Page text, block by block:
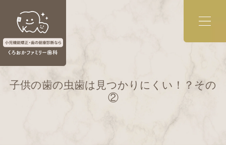
子供の歯の虫歯は見つかりにくい！？その
②